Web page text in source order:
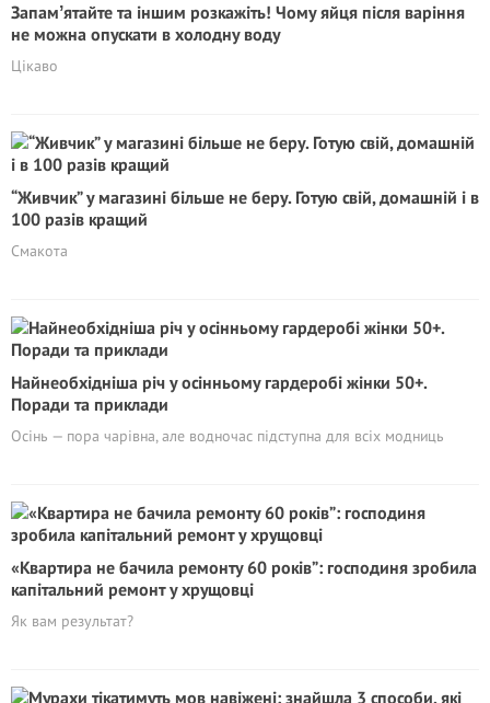
Запамʼятайте та іншим розкажіть! Чому яйця після варіння
не можна опускати в холодну воду
Цікаво
“Живчик” у магазині більше не беру. Готую свій, домашній і в
100 разів кращий
Смакота
Найнеобхідніша річ у осінньому гардеробі жінки 50+.
Поради та приклади
Осінь — пора чарівна, але водночас підступна для всіх модниць
«Квартира не бачила ремонту 60 років”: господиня зробила
капітальний ремонт у хрущовці
Як вам результат?